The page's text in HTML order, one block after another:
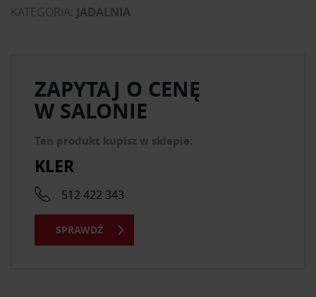
KATEGORIA: JADALNIA
ZAPYTAJ O CENĘ
W SALONIE
Ten produkt kupisz w sklepie:
KLER
512 422 343
SPRAWDŹ